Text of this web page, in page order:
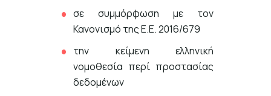
σε συμμόρφωση με τον
Κανονισμό της Ε.Ε. 2016/679
την κείμενη ελληνική
νομοθεσία περί προστασίας
δεδομένων